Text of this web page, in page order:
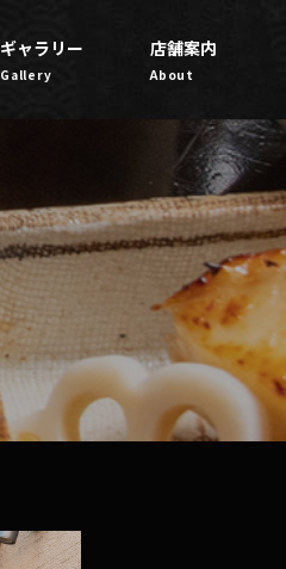
ギャラリー
Gallery
店舗案内
About